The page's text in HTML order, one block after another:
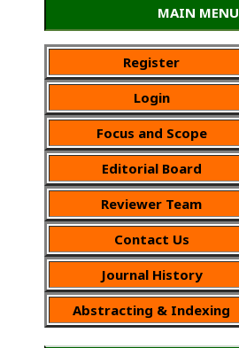
MAIN MENU
Register
Login
Focus and Scope
Editorial Board
Reviewer Team
Contact Us
Journal History
Abstracting & Indexing